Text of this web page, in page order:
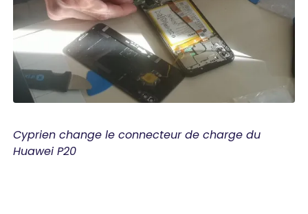
Cyprien change le connecteur de charge du
Huawei P20